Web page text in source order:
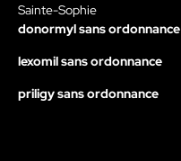
Sainte-Sophie
donormyl sans ordonnance
lexomil sans ordonnance
priligy sans ordonnance